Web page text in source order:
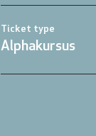
Ticket type
Alphakursus